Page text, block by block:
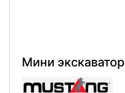
Мини экскаватор